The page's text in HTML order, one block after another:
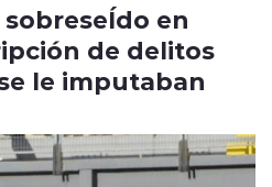
en
de delitos
le imputaban